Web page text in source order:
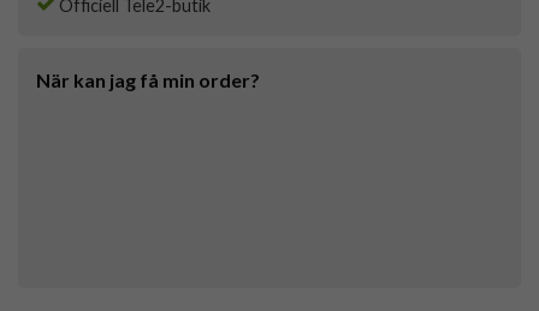
Officiell Tele2-butik
När kan jag få min order?